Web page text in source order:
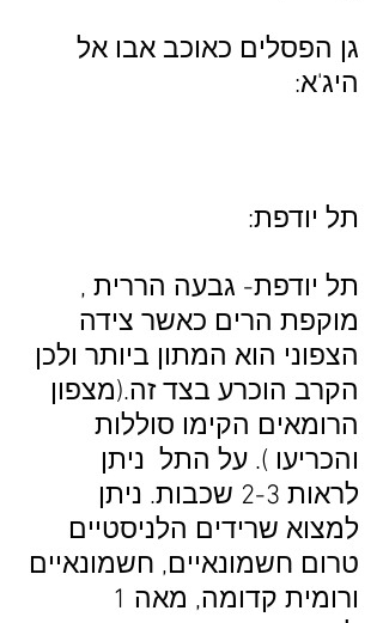
גן הפסלים כאוכב אבו אל
היג'א:
תל יודפת:
תל יודפת- גבעה הררית ,
מוקפת הרים כאשר צידה
הצפוני הוא המתון ביותר ולכן
הקרב הוכרע בצד זה.(מצפון
הרומאים הקימו סוללות
והכריעו ). על התל ניתן
לראות 2-3 שכבות. ניתן
למצוא שרידים הלניסטיים
טרום חשמונאיים, חשמונאיים
ורומית קדומה, מאה 1